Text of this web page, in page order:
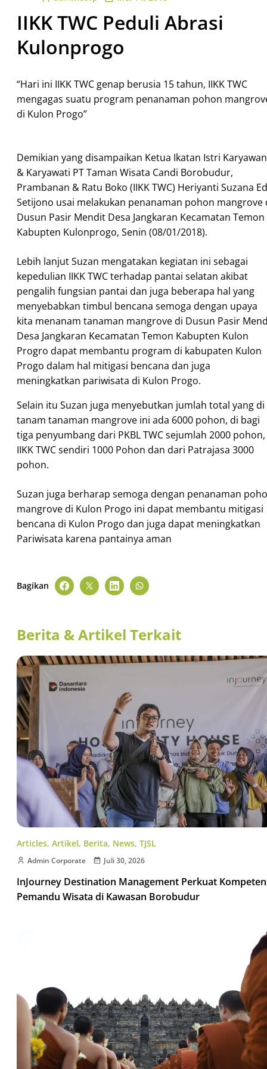
IIKK TWC Peduli Abrasi
Kulonprogo
“Hari ini IIKK TWC genap berusia 15 tahun, IIKK TWC
mengagas suatu program penanaman pohon
di Kulon Progo”
Demikian yang disampaikan Ketua Ikatan Istri Karyawan
& Karyawati PT Taman Wisata Candi Borobudur,
Prambanan & Ratu Boko (IIKK TWC) Heriyanti Suzana
Setijono usai melakukan penanaman pohon mangrove
Dusun Pasir Mendit Desa Jangkaran Kecamatan Temon
Kabupten Kulonprogo, Senin (08/01/2018).
Lebih lanjut Suzan mengatakan kegiatan ini sebagai
kepedulian IIKKTWC terhadap pantai selatan akibat
pengalih fungsian pantai dan juga beberapa hal yang
menyebabkan timbul bencana semoga dengan upaya
kita menanam tanaman mangrove di Dusun Pasir
Desa Jangkaran Kecamatan Temon Kabupten Kulon
Progro dapat membantu program di kabupaten Kulon
Progo dalam hal mitigasi bencana dan juga
meningkatkan pariwisata di Kulon Progo.
Selain itu Suzan juga menyebutkan jumlah total yang di
tanam tanaman mangrove ini ada 6000 pohon, di bagi
tiga penyumbang dari PKBL TWC sejumlah 2000 pohon,
IIKK TWC sendiri 1000 Pohon dan dari Patrajasa 3000
pohon.
Suzan juga berharap semoga dengan penanaman
mangrove di Kulon Progo ini dapat membantu mitigasi
bencana di Kulon Progo dan juga dapat meningkatkan
Pariwisata karena pantainya aman
Bagikan
Berita & Artikel Terkait
Articles, Artikel, Berita, News, TJSL
Admin Corporate Juli 30, 2026
InJourney Destination Management Perkuat
Pemandu Wisata di Kawasan Borobudur